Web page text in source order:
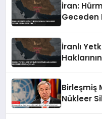
İran:
Geceden
İranlı
Birleşmiş
Nükleer